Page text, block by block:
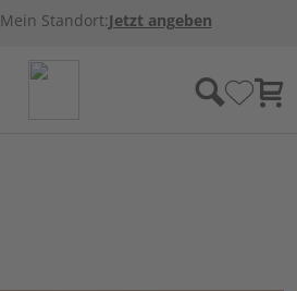
Mein Standort:Jetzt angeben